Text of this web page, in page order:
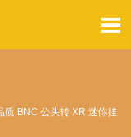

质 BNC 公头转 XR 迷你挂